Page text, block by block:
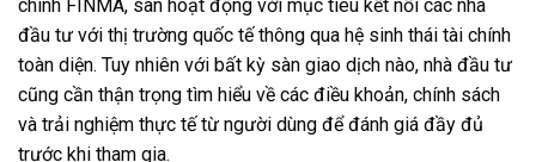
chính FINMA, sàn hoạt động với mục tiêu kết nối các nhà
đầu tư với thị trường quốc tế thông qua hệ sinh thái tài chính
toàn diện. Tuy nhiên với bất kỳ sàn giao dịch nào, nhà đầu tư
cũng cần thận trọng tìm hiểu về các điều khoản, chính sách
và trải nghiệm thực tế từ người dùng để đánh giá đầy đủ
trước khi tham gia.